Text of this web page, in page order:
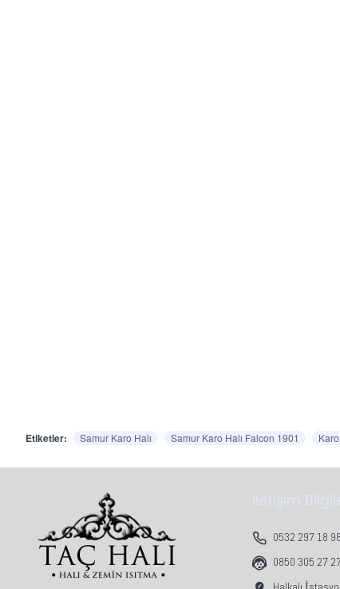
Etiketler: Samur Karo Halı Samur Karo Halı Falcon 1901
İletişim
0532 297 18 98
0850 305 27